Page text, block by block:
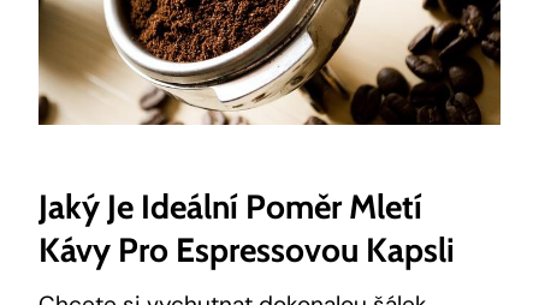
Jaký Je Ideální Poměr Mletí
Kávy Pro Espressovou Kapsli